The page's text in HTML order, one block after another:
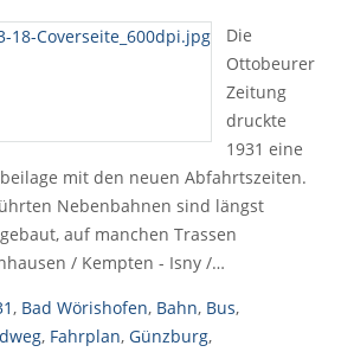
Die
Ottobeurer
Zeitung
druckte
1931 eine
mit den neuen Abfahrtszeiten.
Nebenbahnen sind längst
auf manchen Trassen
/ Kempten - Isny /…
, Bad Wörishofen, Bahn, Bus,
, Fahrplan, Günzburg,